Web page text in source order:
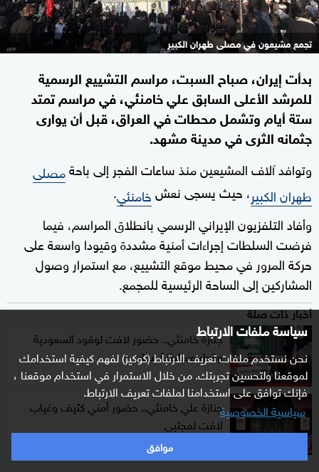
سياسة ملفات الارتباط
نحن نستخدم ملفات تعريف الارتباط (كوكيز) لفهم كيفية استخدامك
لموقعنا ولتحسين تجربتك. من خلال الاستمرار في استخدام موقعنا ،
فإنك توافق على استخدامنا لملفات تعريف الارتباط.
سياسية الخصوصية
موافق
تجمع مشيعون في مصلى طهران الكبير
بدأت إيران، صباح السبت، مراسم التشييع الرسمية
للمرشد الأعلى السابق علي خامنئي، في مراسم تمتد
ستة أيام وتشمل محطات في العراق، قبل أن يوارى
جثمانه الثرى في مدينة مشهد.
وتوافد آلاف المشيعين منذ ساعات الفجر إلى باحةمصلى
طهران الكبير، حيث يسجى نعشخامنئي.
وأفاد التلفزيون الإيراني الرسمي بانطلاق المراسم، فيما
فرضت السلطات إجراءات أمنية مشددة وقيودا واسعة على
حركة المرور في محيط موقع التشييع، مع استمرار وصول
المشاركين إلى الساحة الرئيسية للمجمع.
أخبار ذات صلة
جنازة خامنئي.. حضور لافت لوفود السعودية
وقطر وسلطنة عمان
جنازة علي خامنئي.. حضور أمني كثيف وغياب
لافت لمجتبى